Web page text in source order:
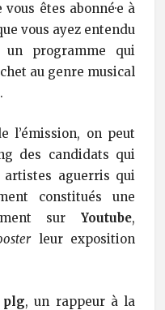
êtes abonné·e à
vous ayez entendu
un programme qui
au genre musical
l’émission, on peut
des candidats qui
aguerris qui
constitués une
surYoutube,
leur exposition
plg, un rappeur à la